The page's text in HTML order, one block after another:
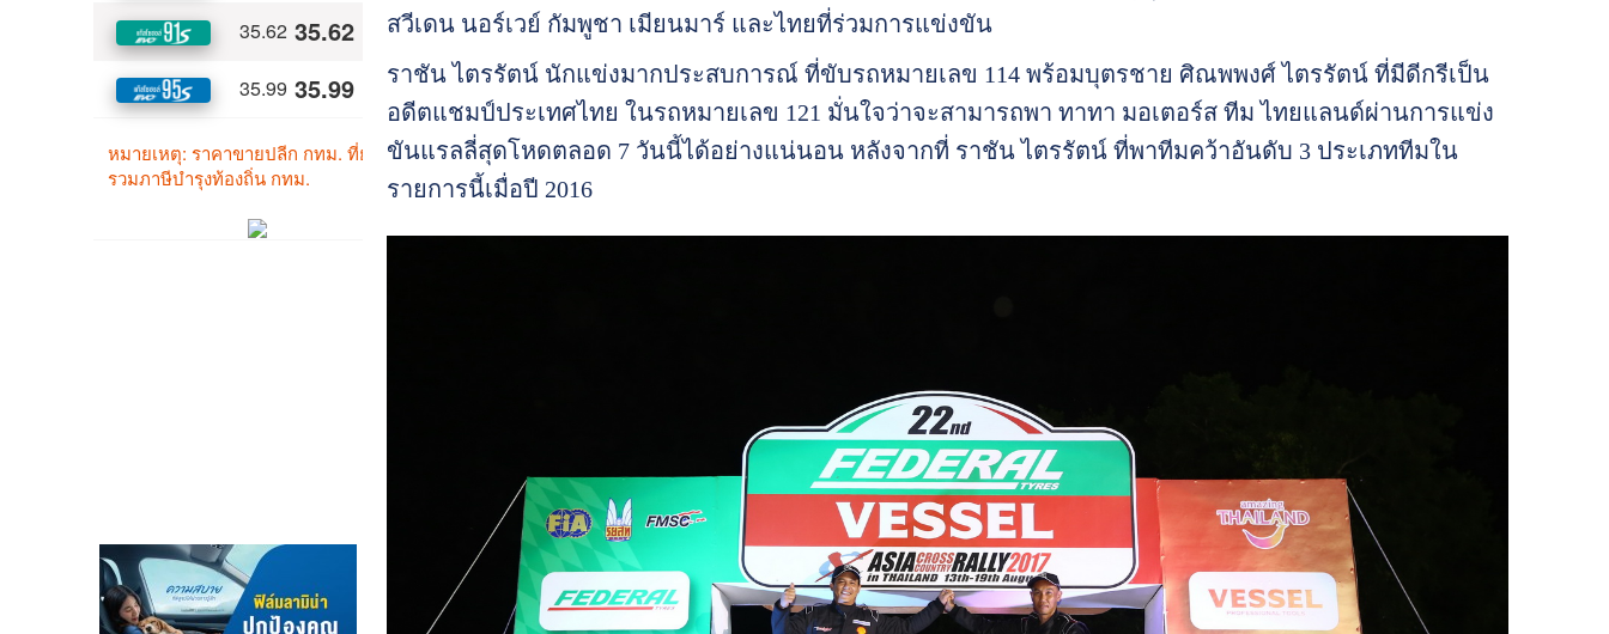
สวีเดน นอร์เวย์ กัมพูชา เมียนมาร์ และไทยที่ร่วมการแข่งขัน
ราชัน ไตรรัตน์ นักแข่งมากประสบการณ์ ที่ขับรถหมายเลข 114 พร้อมบุตรชาย ศิณพพงศ์ ไตรรัตน์ ที่มีดีกรีเป็น
อดีตแชมป์ประเทศไทย ในรถหมายเลข 121 มั่นใจว่าจะสามารถพา ทาทา มอเตอร์ส ทีม ไทยแลนด์ผ่านการแข่ง
ขันแรลลี่สุดโหดตลอด 7 วันนี้ได้อย่างแน่นอน หลังจากที่ ราชัน ไตรรัตน์ ที่พาทีมคว้าอันดับ 3 ประเภททีมใน
รายการนี้เมื่อปี 2016